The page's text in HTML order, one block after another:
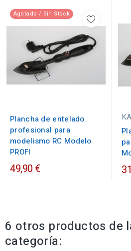
Agotado / Sin Stock
Plancha de entelado
profesional para
modelismo RC Modelo
PROFI
49,90 €
6 otros productos de
categoría: